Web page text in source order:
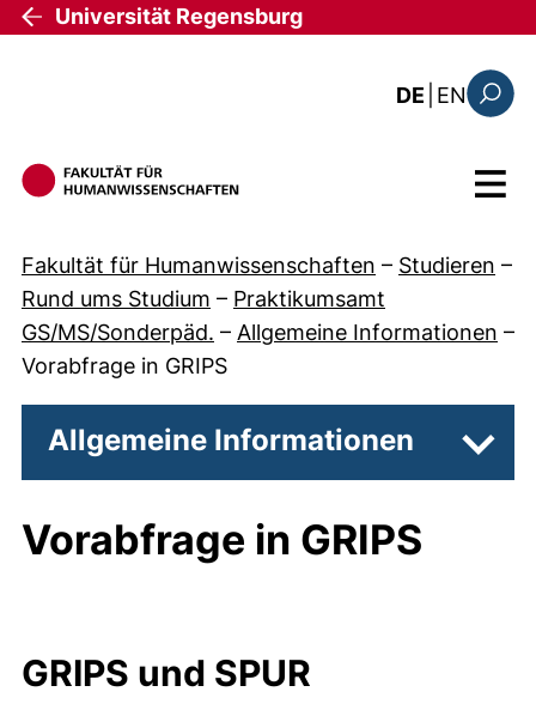
Direkt zum Inhalt
Universität Regensburg
DE EN: the
Menü
Fakultät für Humanwissenschaften – Studieren –
Rund ums Studium – Praktikumsamt
GS/MS/Sonderpäd. – Allgemeine Informationen –
Vorabfrage in GRIPS
Allgemeine Informationen
Vorabfrage in GRIPS
GRIPS und SPUR